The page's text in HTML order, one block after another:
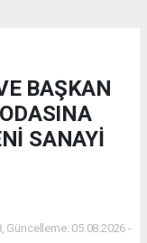
BAŞKAN
SANAYİ
Güncelleme: 05.08.2026 -